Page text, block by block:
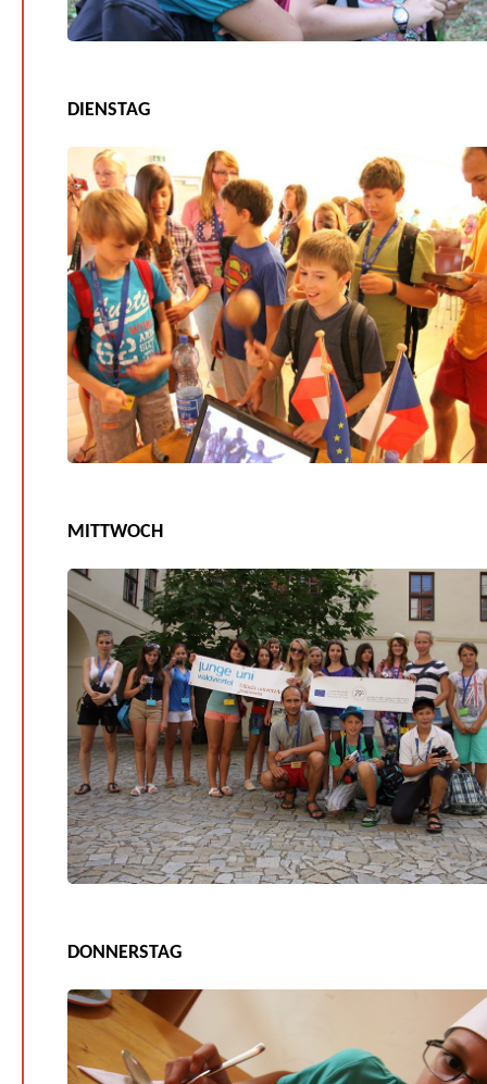
DIENSTAG
MITTWOCH
DONNERSTAG